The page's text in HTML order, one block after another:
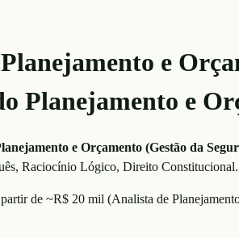
e
Planejamento e
e Orçamento (Gestão da
Raciocínio Lógico, Direito Constitucional
de ~R$ 20 mil (Analista de